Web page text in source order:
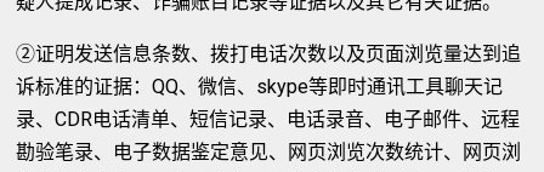
②证明发送信息条数、拨打电话次数以及页面浏览量达到追
诉标准的证据：QQ、微信、skype等即时通讯工具聊天记
录、CDR电话清单、短信记录、电话录音、电子邮件、远程
勘验笔录、电子数据鉴定意见、网页浏览次数统计、网页浏